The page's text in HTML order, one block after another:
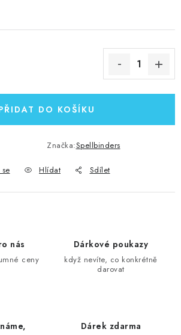
DO KOŠÍKU
Značka:Spellbinders
Hlídat Sdílet
nás
ceny
Dárkové poukazy
když nevíte, co konkrétně
darovat
Dárek zdarma